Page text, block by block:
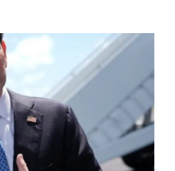
ENDURECER
CONDICIONES
ACUERDO
CON
IRÁN